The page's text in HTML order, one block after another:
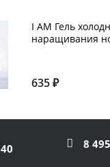
I AM Гель
наращивания
635 ₽
8